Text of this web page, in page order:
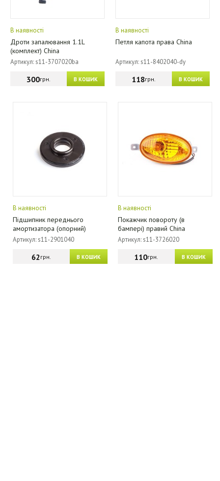
В наявності
Дроти запалювання 1.1L
(комплект) China
Артикул: s11-3707020ba
В КОШИК
300грн.
В наявності
Петля капота права China
Артикул: s11-8402040-dy
В КОШИК
118грн.
В наявності
Підшипник переднього
амортизатора (опорний)
Артикул: s11-2901040
В КОШИК
62грн.
В наявності
Покажчик повороту (в
бампері) правий China
Артикул: s11-3726020
В КОШИК
110грн.